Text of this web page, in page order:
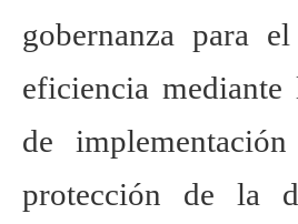
gobernanza para
eficiencia
de
protección de la